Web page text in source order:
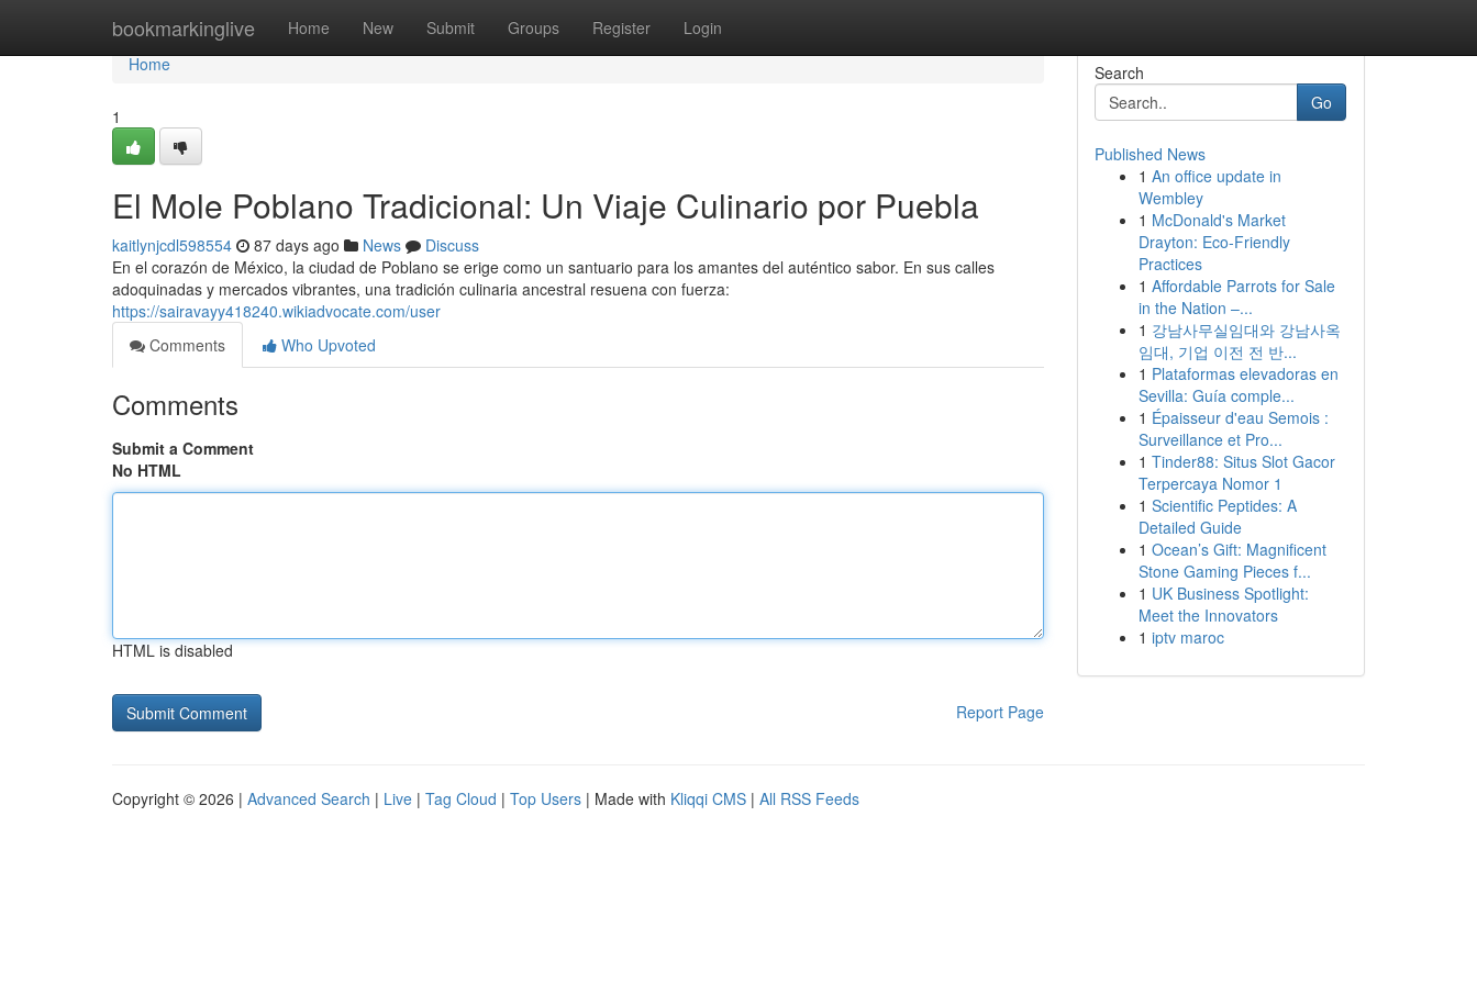
bookmarkinglive Home New Submit Groups Register Login
Home
Home
1
El Mole Poblano Tradicional: Un Viaje Culinario por Puebla
kaitlynjcdl598554 87 days ago News
Discuss
En el corazón de México, la ciudad de Poblano se erige como un santuario para los amantes del auténtico sabor. En sus calles
adoquinadas y mercados vibrantes, una tradición culinaria ancestral resuena con fuerza:
https://sairavayy418240.wikiadvocate.com/user
Comments
Who Upvoted
Comments
Submit a Comment
No HTML
HTML is disabled
Report Page
Search
Go
Published News
1 An office update in
Wembley
1 McDonald's Market
Drayton: Eco-Friendly
Practices
1 Affordable Parrots for Sale
in the Nation –...
1 강남사무실임대와 강남사옥
임대, 기업 이전 전 반...
1 Plataformas elevadoras en
Sevilla: Guía comple...
1 Épaisseur d'eau Semois :
Surveillance et Pro...
1 Tinder88: Situs Slot Gacor
Terpercaya Nomor 1
1 Scientific Peptides: A
Detailed Guide
1 Ocean’s Gift: Magnificent
Stone Gaming Pieces f...
1 UK Business Spotlight:
Meet the Innovators
1 iptv maroc
Copyright © 2026 | Advanced Search | Live | Tag Cloud | Top Users | Made with Kliqqi CMS | All RSS Feeds